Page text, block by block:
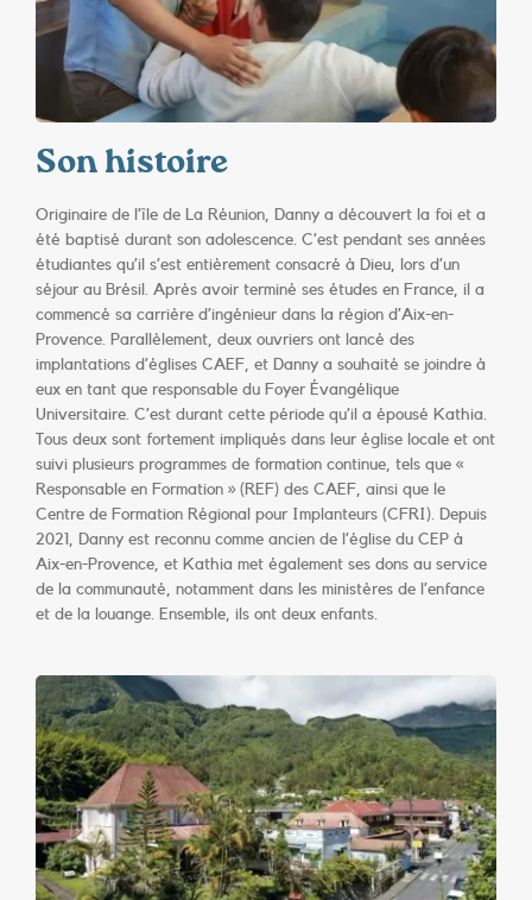
Son histoire
Originaire de l’île de La Réunion, Danny a découvert la foi et a
été baptisé durant son adolescence. C’est pendant ses années
étudiantes qu’il s’est entièrement consacré à Dieu, lors d’un
séjour au Brésil. Après avoir terminé ses études en France, il a
commencé sa carrière d’ingénieur dans la région d’Aix-en-
Provence. Parallèlement, deux ouvriers ont lancé des
implantations d’églises CAEF, et Danny a souhaité se joindre à
eux en tant que responsable du Foyer Évangélique
Universitaire. C’est durant cette période qu’il a épousé Kathia.
Tous deux sont fortement impliqués dans leur église locale et ont
suivi plusieurs programmes de formation continue, tels que «
Responsable en Formation » (REF) des CAEF, ainsi que le
Centre de Formation Régional pour Implanteurs (CFRI). Depuis
2021, Danny est reconnu comme ancien de l’église du CEP à
Aix-en-Provence, et Kathia met également ses dons au service
de la communauté, notamment dans les ministères de l’enfance
et de la louange. Ensemble, ils ont deux enfants.